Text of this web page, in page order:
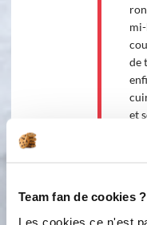
Team fan de cookies ?
Les cookies ce n'est
de
et